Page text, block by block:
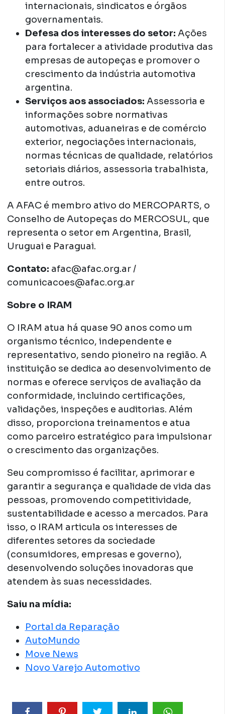
internacionais, sindicatos e órgãos
governamentais.
Defesa dos interesses do setor: Ações
para fortalecer a atividade produtiva das
empresas de autopeças e promover o
crescimento da indústria automotiva
argentina.
Serviços aos associados: Assessoria e
informações sobre normativas
automotivas, aduaneiras e de comércio
exterior, negociações internacionais,
normas técnicas de qualidade, relatórios
setoriais diários, assessoria trabalhista,
entre outros.
A AFAC é membro ativo do MERCOPARTS, o
Conselho de Autopeças do MERCOSUL, que
representa o setor em Argentina, Brasil,
Uruguai e Paraguai.
Contato: afac@afac.org.ar /
comunicacoes@afac.org.ar
Sobre o IRAM
O IRAM atua há quase 90 anos como um
organismo técnico, independente e
representativo, sendo pioneiro na região. A
instituição se dedica ao desenvolvimento de
normas e oferece serviços de avaliação da
conformidade, incluindo certificações,
validações, inspeções e auditorias. Além
disso, proporciona treinamentos e atua
como parceiro estratégico para impulsionar
o crescimento das organizações.
Seu compromisso é facilitar, aprimorar e
garantir a segurança e qualidade de vida das
pessoas, promovendo competitividade,
sustentabilidade e acesso a mercados. Para
isso, o IRAM articula os interesses de
diferentes setores da sociedade
(consumidores, empresas e governo),
desenvolvendo soluções inovadoras que
atendem às suas necessidades.
Saiu na mídia:
Portal da Reparação
AutoMundo
Move News
Novo Varejo Automotivo